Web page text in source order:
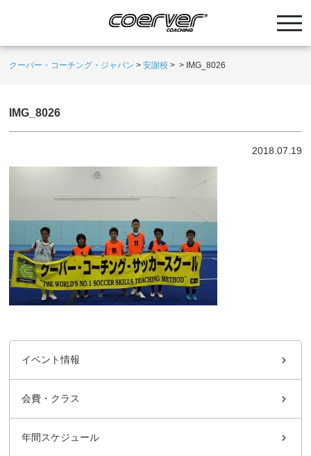
クーバー・コーチング・ジャパン >安謝校 > > IMG_8026
IMG_8026
2018.07.19
イベント情報
会費・クラス
年間スケジュール